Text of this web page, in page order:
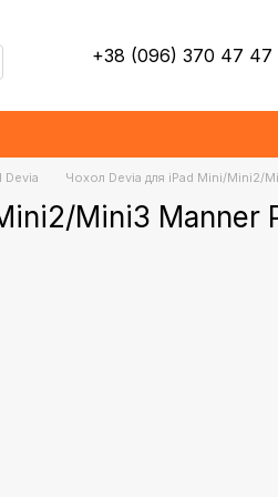
+38 (096) 370 47 47
Devia Чохол Devia для iPad Mini/Mini2/
Mini3 Manner